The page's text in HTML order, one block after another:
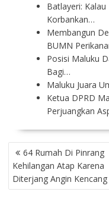
Batlayeri: Kalau
Korbankan…
Membangun
BUMN
Posisi Maluku
Bagi…
Maluku Juara
Ketua DPRD
Perjuangkan
P
O
S
T
64 Rumah Di Pinrang
Kehilangan Atap Karena
Diterjang Angin Kencang